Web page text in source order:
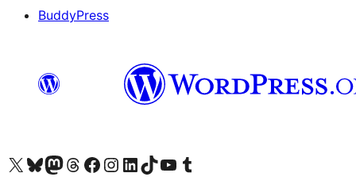
BuddyPress
Visit our X (formerly Twitter) account
Visit our Bluesky account
Visita nuestra cuenta de Twitter
Visit our Threads account
Visita nuestra página de Facebook
Visite nuestra cuenta de Instagram
Visit our LinkedIn account
Visit our TikTok account
Visit our YouTube channel
Visit our Tumblr account